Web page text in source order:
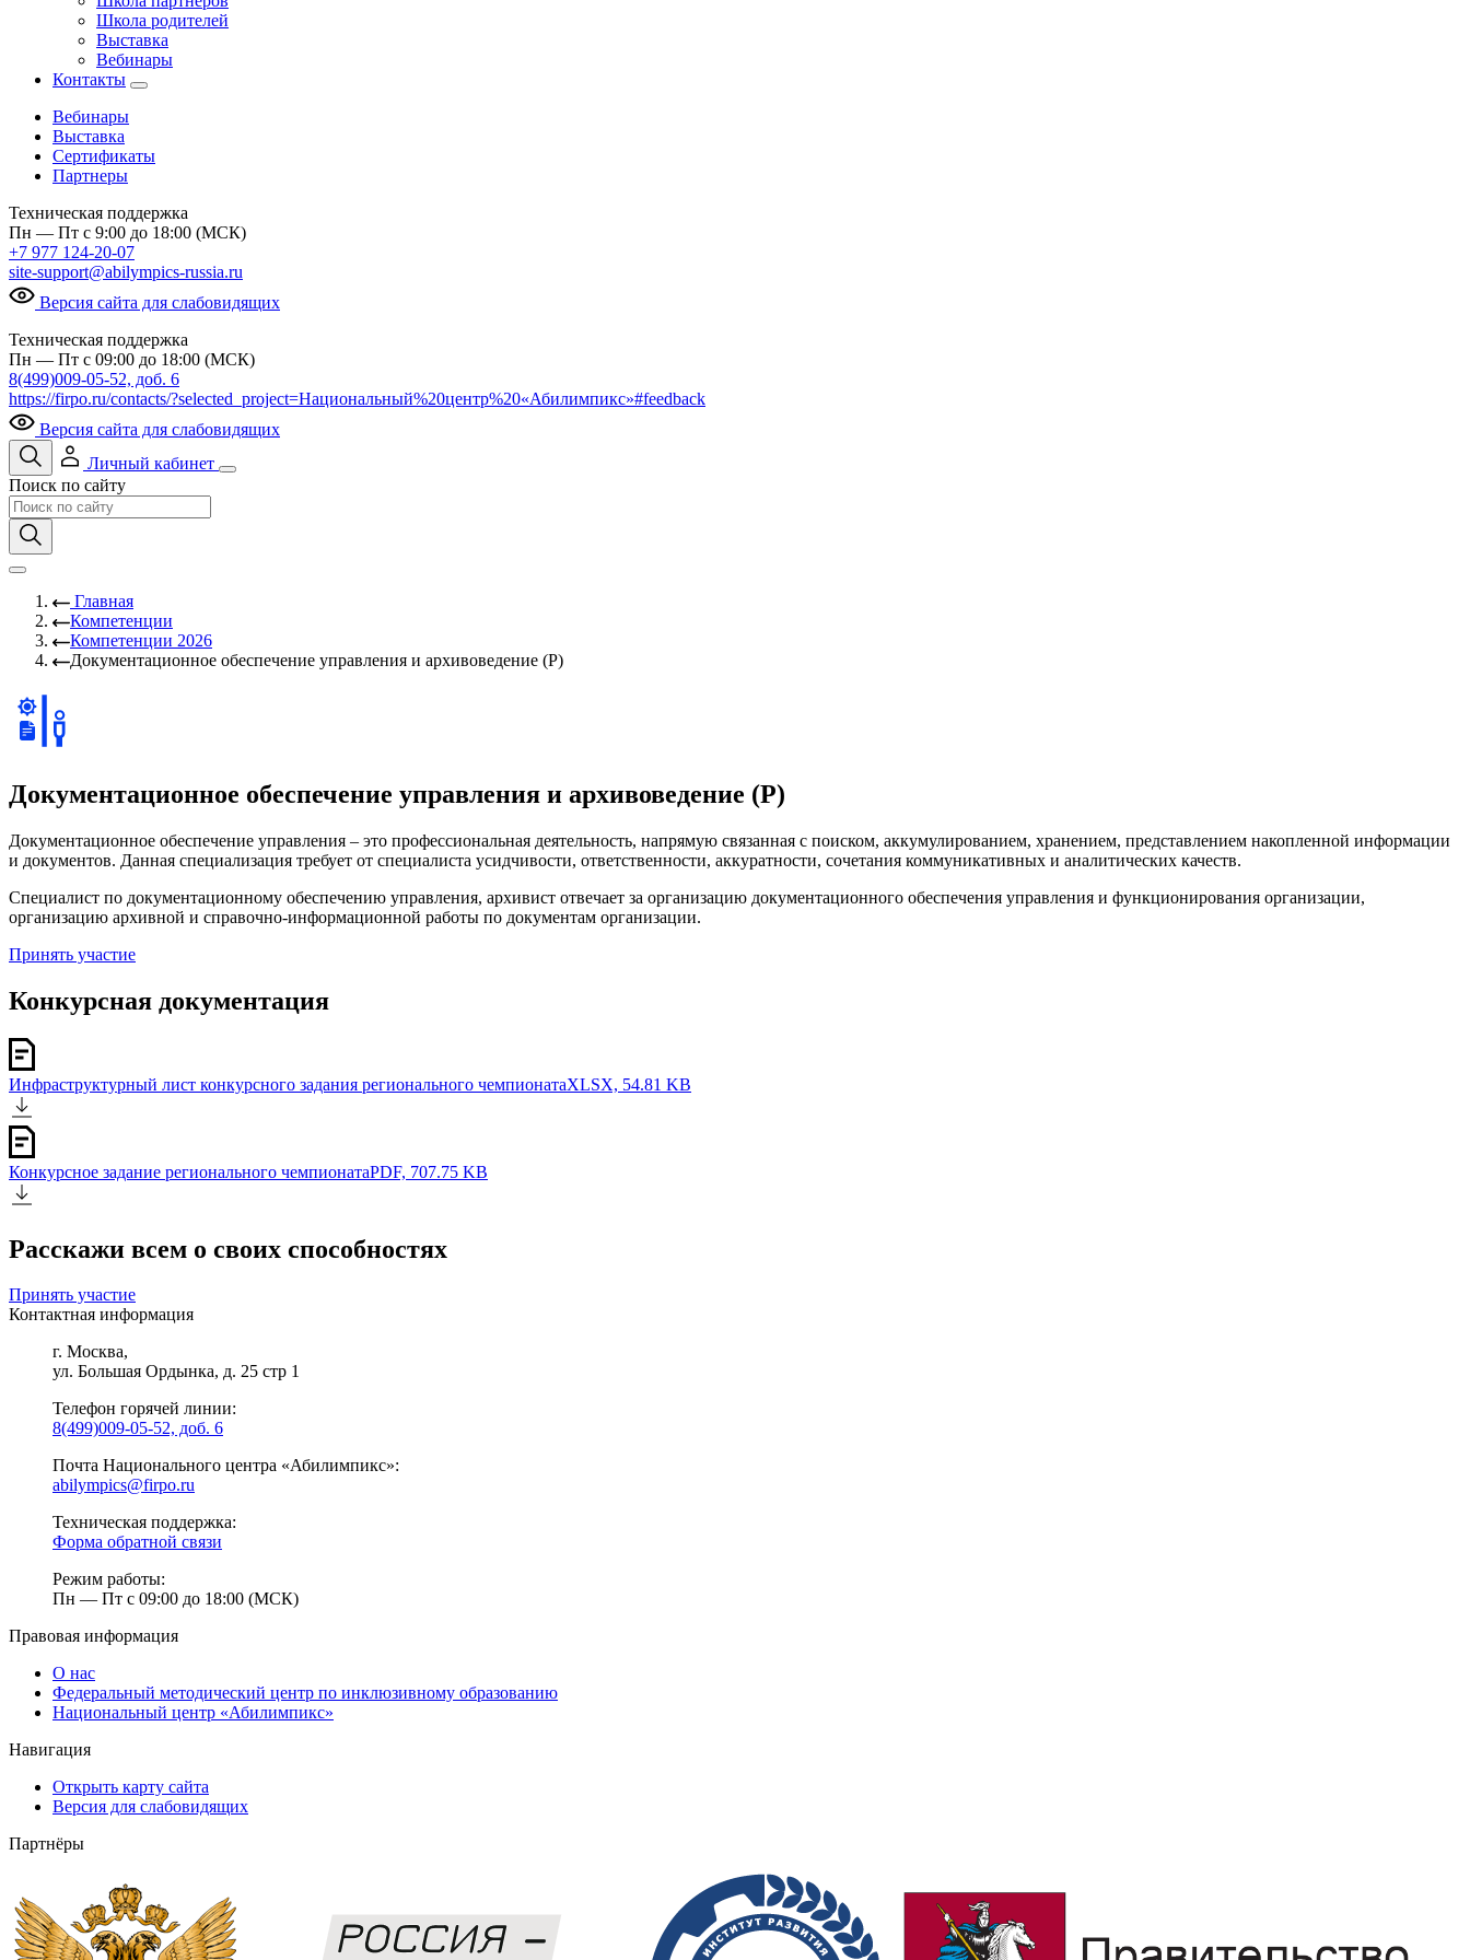
Школа родителей
Выставка
Вебинары
Контакты
Вебинары
Выставка
Сертификаты
Партнеры
Техническая поддержка
Пн — Пт с 9:00 до 18:00 (МСК)
+7 977 124-20-07
site-support@abilympics-russia.ru
Версия сайта для слабовидящих
Техническая поддержка
Пн — Пт с 09:00 до 18:00 (МСК)
8(499)009-05-52, доб. 6
https://firpo.ru/contacts/?selected_project=Национальный%20центр%20«Абилимпикс»#feedback
Версия сайта для слабовидящих
Личный кабинет
Поиск по сайту
Главная
Компетенции
Компетенции 2026
Документационное обеспечение управления и архивоведение (Р)
Документационное обеспечение управления и архивоведение (Р)
Документационное обеспечение управления – это профессиональная деятельность, напрямую связанная с поиском, аккумулированием, хранением, представлением накопленной информации
и документов. Данная специализация требует от специалиста усидчивости, ответственности, аккуратности, сочетания коммуникативных и аналитических качеств.
Специалист по документационному обеспечению управления, архивист отвечает за организацию документационного обеспечения управления и функционирования организации,
организацию архивной и справочно-информационной работы по документам организации.
Принять участие
Конкурсная документация
Инфраструктурный лист конкурсного задания регионального чемпионатаXLSX, 54.81 KB
Конкурсное задание регионального чемпионатаPDF, 707.75 KB
Расскажи всем о своих способностях
Принять участие
Контактная информация
г. Москва,
ул. Большая Ордынка, д. 25 стр 1
Телефон горячей линии:
8(499)009-05-52, доб. 6
Почта Национального центра «Абилимпикс»:
abilympics@firpo.ru
Техническая поддержка:
Форма обратной связи
Режим работы:
Пн — Пт с 09:00 до 18:00 (МСК)
Правовая информация
О нас
Федеральный методический центр по инклюзивному образованию
Национальный центр «Абилимпикс»
Навигация
Открыть карту сайта
Версия для слабовидящих
Партнёры